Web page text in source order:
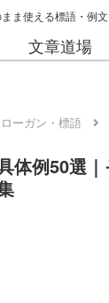
ま使える標語・例
文章道場
ーガン・標語
体例50選